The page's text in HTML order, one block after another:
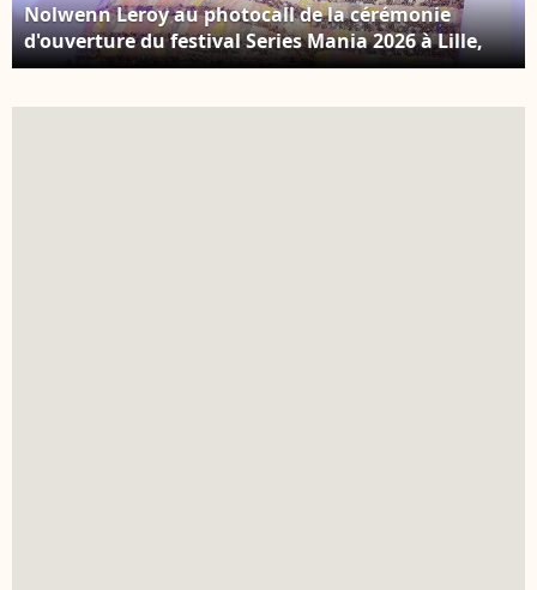
Nolwenn Leroy au photocall de la cérémonie
d'ouverture du festival Series Mania 2026 à Lille,
France, le 20 mars 2026. © Stéphane